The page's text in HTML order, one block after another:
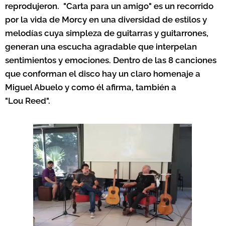
reprodujeron. "Carta para un amigo" es un recorrido
por la vida de Morcy en una diversidad de estilos y
melodías cuya simpleza de guitarras y guitarrones,
generan una escucha agradable que interpelan
sentimientos y emociones. Dentro de las 8 canciones
que conforman el disco hay un claro homenaje a
Miguel Abuelo y como él afirma, también a
"Lou Reed".